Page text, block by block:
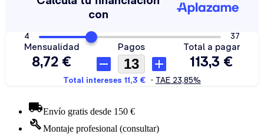
Envío gratis desde 150 €
Montaje profesional (consultar)